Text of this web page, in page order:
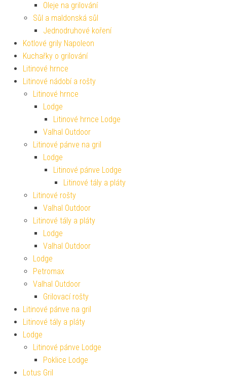
Oleje na grilování
Sůl a maldonská sůl
Jednodruhové koření
Kotlové grily Napoleon
Kuchařky o grilování
Litinové hrnce
Litinové nádobí a rošty
Litinové hrnce
Lodge
Litinové hrnce Lodge
Valhal Outdoor
Litinové pánve na gril
Lodge
Litinové pánve Lodge
Litinové tály a pláty
Litinové rošty
Valhal Outdoor
Litinové tály a pláty
Lodge
Valhal Outdoor
Lodge
Petromax
Valhal Outdoor
Grilovací rošty
Litinové pánve na gril
Litinové tály a pláty
Lodge
Litinové pánve Lodge
Poklice Lodge
Lotus Gril